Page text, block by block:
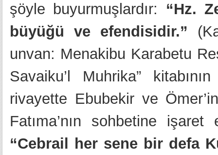
şöyle buyurmuşlardır: “Hz.
büyüğü ve efendisidir.”
unvan: Menakibu Karabetu
Savaiku’l Muhrika”
rivayette Ebubekir ve
Fatıma’nın sohbetine
“Cebrail her sene bir defa